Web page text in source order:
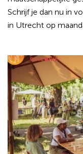
Schrijf je dan nu in
in Utrecht op